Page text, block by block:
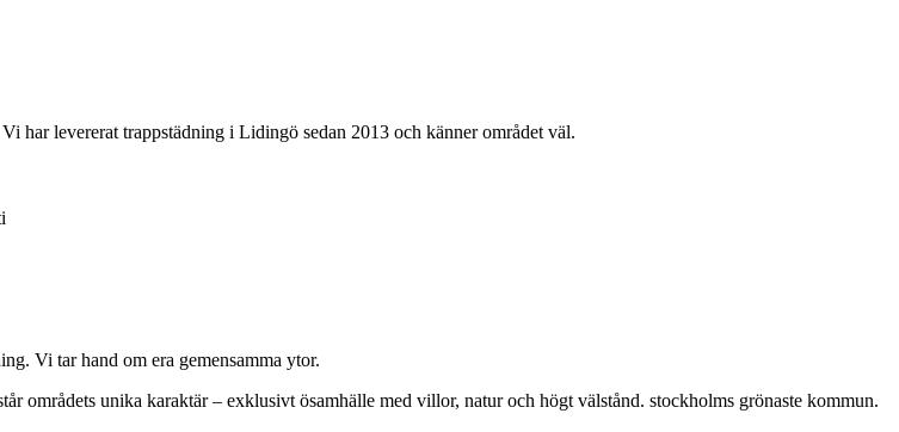
Vi har levererat trappstädning i Lidingö sedan 2013 och känner området väl.
Vi tar hand om era gemensamma ytor.
områdets unika karaktär – exklusivt ösamhälle med villor, natur och högt välstånd. stockholms grönaste kommun.